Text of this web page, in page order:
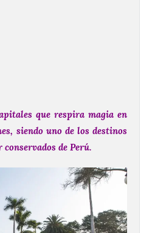
que respira magia en
siendo uno de los destinos
de Perú.